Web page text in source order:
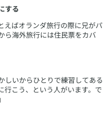
する
えばオランダ旅行の際に兄がパ
ら海外旅行には住民票をカバ
しいからひとりで練習してある
行こう、という人がいます。で